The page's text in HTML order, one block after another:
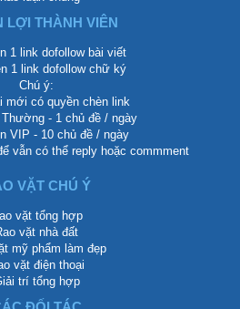
LỢI THÀNH VIÊN
1 link dofollow bài viết
1 link dofollow chữ ký
Chú ý:
mới có quyền chèn link
- 1 chủ đề / ngày
VIP - 10 chủ đề / ngày
vẫn có thể reply hoặc commment
VẶT CHÚ Ý
vặt tổng hợp
vặt nhà đất
mỹ phẩm làm đẹp
vặt điện thoại
trí tổng hợp